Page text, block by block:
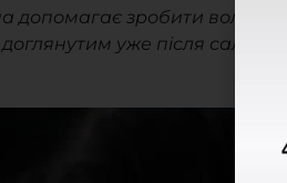
допомагає зробити волосся
уже після